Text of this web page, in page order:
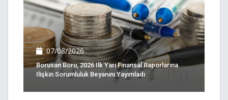
07/08/2026
Borusan Boru, 2026 Ilk Yarı Finansal Raporlarına
Ilişkin Sorumluluk Beyanını Yayımladı